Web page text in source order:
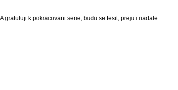
gratuluji k pokracovani serie, budu se tesit, preju i nadale